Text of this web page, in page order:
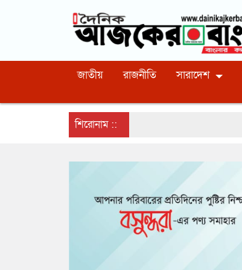
জাতীয় রাজনীতি সারাদেশ
শিরোনাম ::